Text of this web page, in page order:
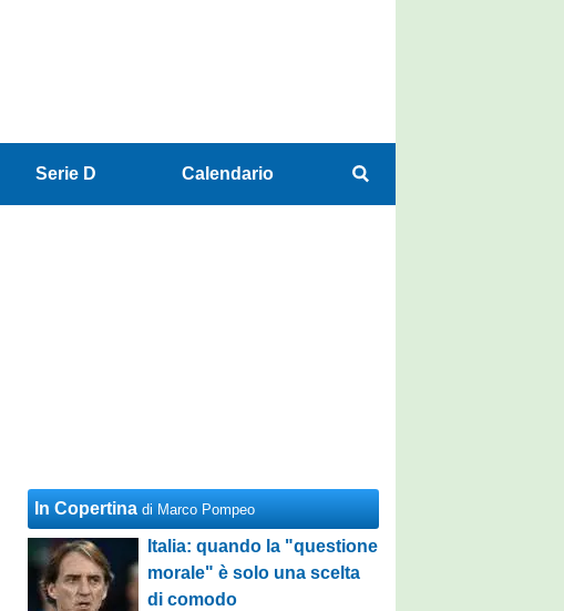
Serie D Calendario
In Copertina di Marco Pompeo
Italia: quando la "questione
morale" è solo una scelta
di comodo